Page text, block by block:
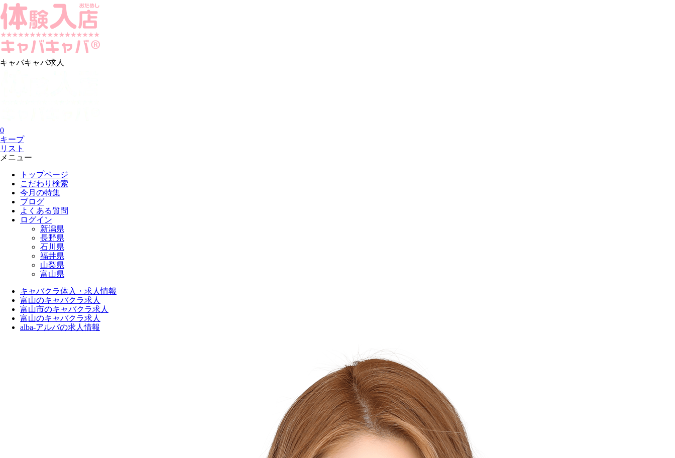
キャバキャバ求人
0
キープ
リスト
メニュー
トップページ
こだわり検索
今月の特集
ブログ
よくある質問
ログイン
新潟県
長野県
石川県
福井県
山梨県
富山県
キャバクラ体入・求人情報
富山のキャバクラ求人
富山市のキャバクラ求人
富山のキャバクラ求人
alba-アルバの求人情報